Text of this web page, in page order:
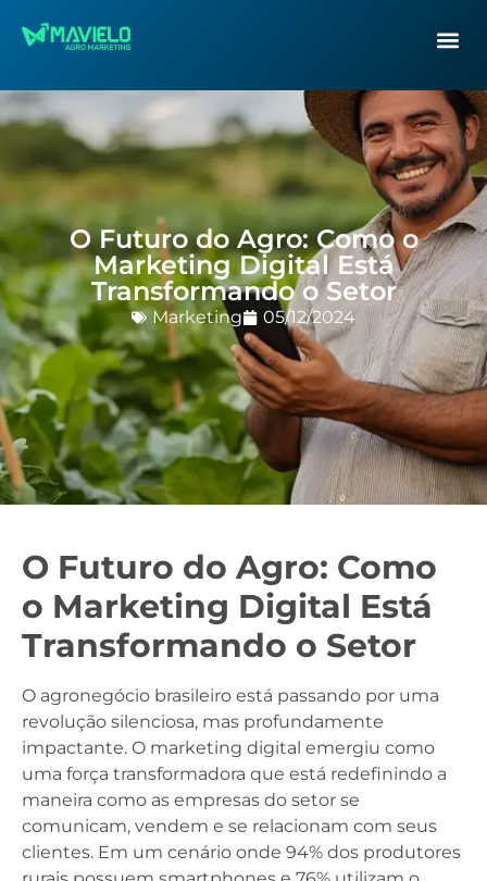
O Futuro do Agro: Como o
Marketing Digital Está
Transformando o Setor
Marketing 05/12/2024
O Futuro do Agro: Como
o Marketing Digital Está
Transformando o Setor
O agronegócio brasileiro está passando por uma
revolução silenciosa, mas profundamente
impactante. O marketing digital emergiu como
uma força transformadora que está redefinindo a
maneira como as empresas do setor se
comunicam, vendem e se relacionam com seus
clientes. Em um cenário onde 94% dos produtores